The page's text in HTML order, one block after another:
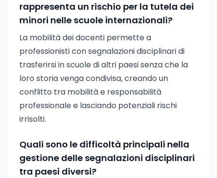
rappresenta un rischio per la tutela dei
minori nelle scuole internazionali?
La mobilità dei docenti permette a
professionisti con segnalazioni disciplinari di
trasferirsi in scuole di altri paesi senza che la
loro storia venga condivisa, creando un
conflitto tra mobilità e responsabilità
professionale e lasciando potenziali rischi
irrisolti.
Quali sono le difficoltà principali nella
gestione delle segnalazioni disciplinari
tra paesi diversi?